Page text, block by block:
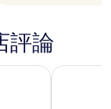
評論
大中心點